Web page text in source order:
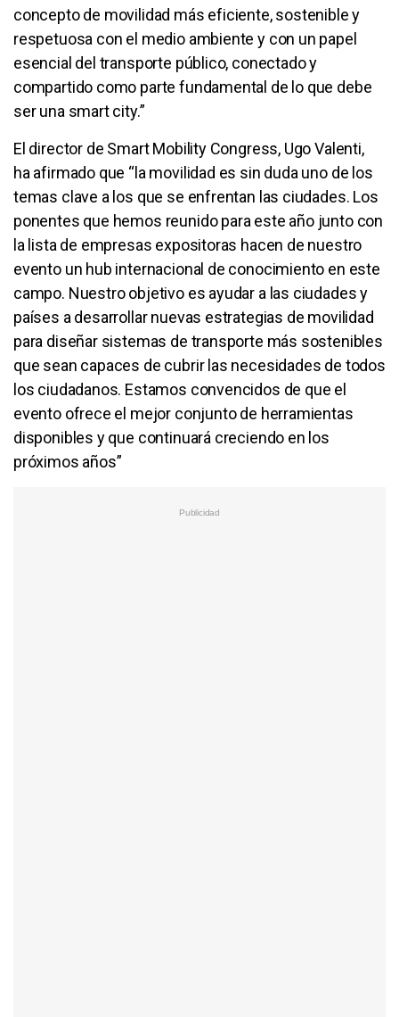
concepto de movilidad más eficiente, sostenible y
respetuosa con el medio ambiente y con un papel
esencial del transporte público, conectado y
compartido como parte fundamental de lo que debe
ser una smart city.”
El director de Smart Mobility Congress, Ugo Valenti,
ha afirmado que “la movilidad es sin duda uno de los
temas clave a los que se enfrentan las ciudades. Los
ponentes que hemos reunido para este año junto con
la lista de empresas expositoras hacen de nuestro
evento un hub internacional de conocimiento en este
campo. Nuestro objetivo es ayudar a las ciudades y
países a desarrollar nuevas estrategias de movilidad
para diseñar sistemas de transporte más sostenibles
que sean capaces de cubrir las necesidades de todos
los ciudadanos. Estamos convencidos de que el
evento ofrece el mejor conjunto de herramientas
disponibles y que continuará creciendo en los
próximos años”